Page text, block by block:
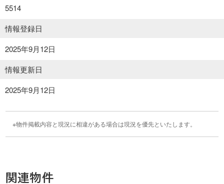
5514
情報登録日
2025年9月12日
情報更新日
2025年9月12日
物件掲載内容と現況に相違がある場合は現況を優先といたします。
関連物件